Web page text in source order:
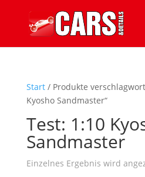
Start/ Produkte
Kyosho Sandmaster“
Test: 1:10
Sandmaster
Einzelnes Ergebnis wird